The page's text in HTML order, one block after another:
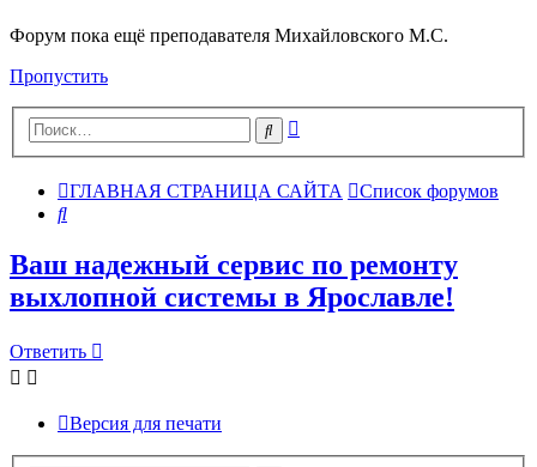
Форум пока ещё преподавателя Михайловского М.С.
Пропустить
Поиск
ГЛАВНАЯ СТРАНИЦА САЙТА
Список форумов
Поиск
Ваш надежный сервис по ремонту
выхлопной системы в Ярославле!
Ответить
Версия для печати